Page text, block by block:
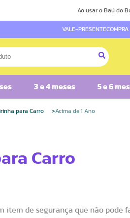
Ao usar o Baú do
VALE-PRESENTE
3 e 4 meses 5 e 6
para Carro Acima de 1 Ano
Carro
item de segurança que não pode